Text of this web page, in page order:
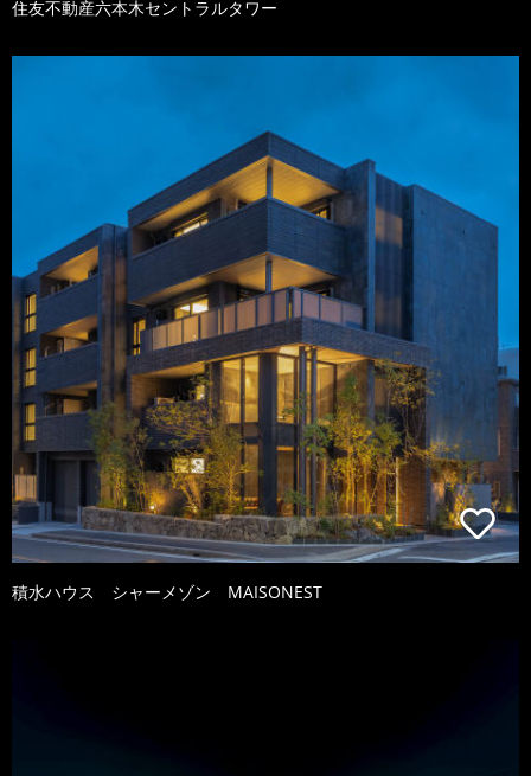
住友不動産六本木セントラルタワー
積水ハウス シャーメゾン MAISONEST